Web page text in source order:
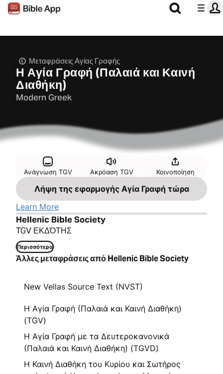
Μεταφράσεις Αγίας Γραφής
Η Αγία Γραφή (Παλαιά και Καινή
Διαθήκη)
Modern Greek
Ανάγνωση TGV Ακρόαση TGV Κοινοποίηση
Λήψη της εφαρμογής Αγία Γραφή τώρα
Learn More
Hellenic Bible Society
TGV ΕΚΔΌΤΗΣ
Περισσότερα
Άλλες μεταφράσεις από Hellenic Bible Society
New Vellas Source Text (NVST)
Η Αγία Γραφή (Παλαιά και Καινή Διαθήκη)
(TGV)
Η Αγία Γραφή με τα Δευτεροκανονικά
(Παλαιά και Καινή Διαθήκη) (TGVD)
Η Καινή Διαθήκη του Κυρίου και Σωτήρος